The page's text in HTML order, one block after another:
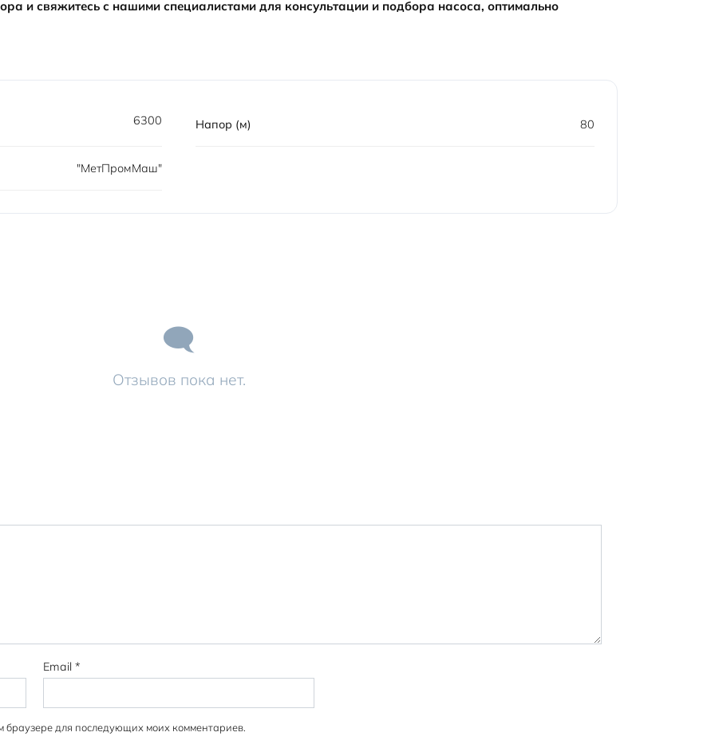
и свяжитесь с нашими специалистами для консультации и подбора насоса, оптимально
6300 Напор (м) 80
"МетПромМаш"
Отзывов пока нет.
Email*
браузере для последующих моих комментариев.